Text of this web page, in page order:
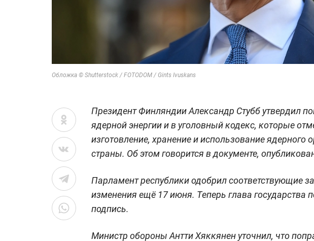
Обложка © Shutterstock / FOTODOM / Gints Ivuskans
Президент Финляндии Александр Стубб утвердил
ядерной энергии и в уголовный кодекс, которые
изготовление, хранение и использование ядерного
страны. Об этом говорится в документе,
Парламент республики одобрил соответствующие
изменения ещё 17 июня. Теперь глава государства
подпись.
Министр обороны Антти Хяккянен уточнил, что